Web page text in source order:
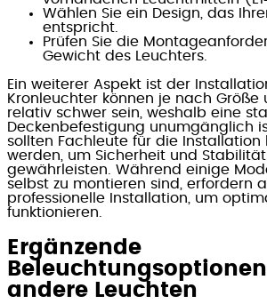
Wählen Sie ein Design, das
entspricht.
Prüfen Sie die
Gewicht des Leuchters.
Ein weiterer Aspekt ist der
Kronleuchter können je nach Größe
relativ schwer sein, weshalb eine
Deckenbefestigung unumgänglich
sollten Fachleute für die Installation
werden, um Sicherheit und Stabilität
gewährleisten. Während einige
selbst zu montieren sind, erfordern
professionelle Installation, um
funktionieren.
Ergänzende
andere Leuchten